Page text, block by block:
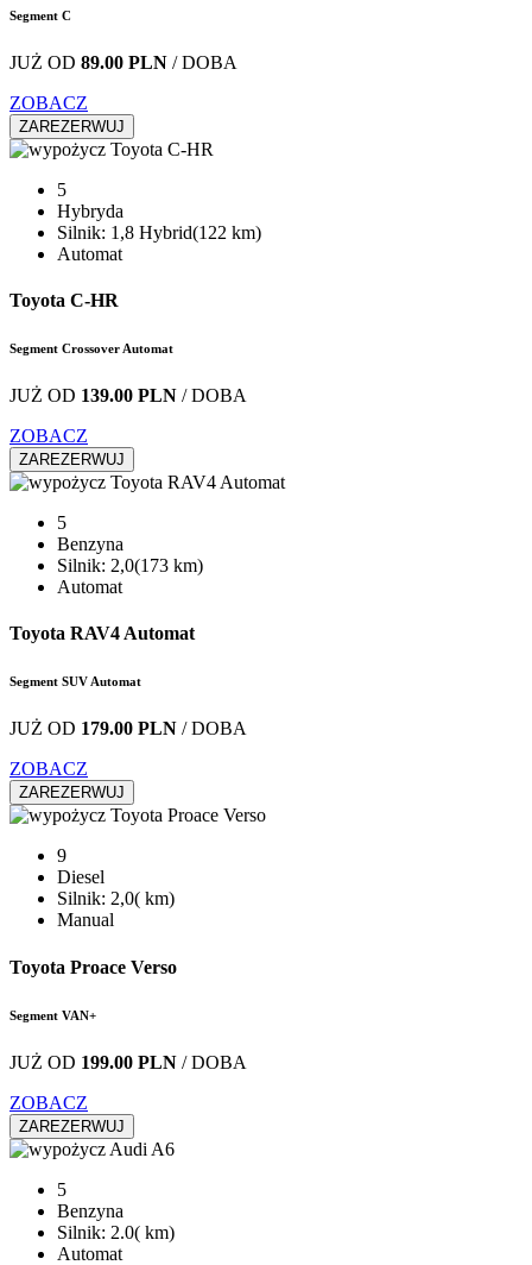
Segment C
JUŻ OD 89.00 PLN / DOBA
ZOBACZ
ZAREZERWUJ
5
Hybryda
Silnik: 1,8 Hybrid(122 km)
Automat
Toyota C-HR
Segment Crossover Automat
JUŻ OD 139.00 PLN / DOBA
ZOBACZ
ZAREZERWUJ
5
Benzyna
Silnik: 2,0(173 km)
Automat
Toyota RAV4 Automat
Segment SUV Automat
JUŻ OD 179.00 PLN / DOBA
ZOBACZ
ZAREZERWUJ
9
Diesel
Silnik: 2,0( km)
Manual
Toyota Proace Verso
Segment VAN+
JUŻ OD 199.00 PLN / DOBA
ZOBACZ
ZAREZERWUJ
5
Benzyna
Silnik: 2.0( km)
Automat